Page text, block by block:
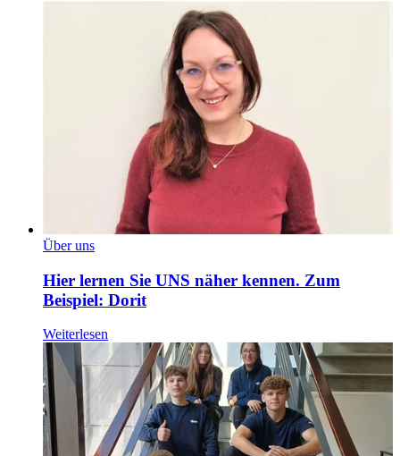
Über uns
Hier lernen Sie UNS näher kennen. Zum
Beispiel: Dorit
Weiterlesen